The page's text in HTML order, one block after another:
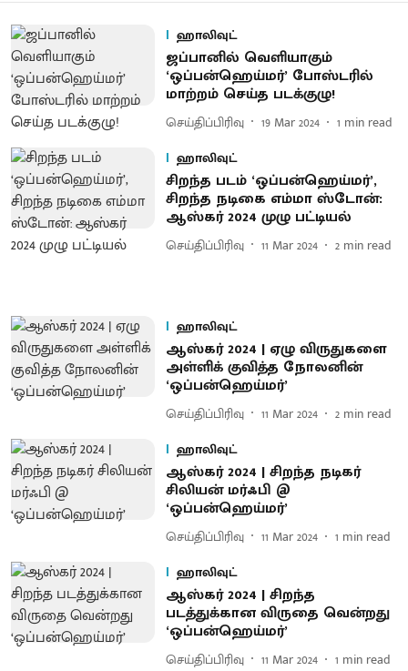
ஹாலிவுட்
ஜப்பானில் வெளியாகும்
‘ஒப்பன்ஹெய்மர்’ போஸ்டரில்
மாற்றம் செய்த படக்குழு!
செய்திப்பிரிவு 19 Mar 2024 1 min read
ஹாலிவுட்
சிறந்த படம் ‘ஒப்பன்ஹெய்மர்’,
சிறந்த நடிகை எம்மா ஸ்டோன்:
ஆஸ்கர் 2024 முழு பட்டியல்
செய்திப்பிரிவு 11 Mar 2024 2 min read
ஹாலிவுட்
ஆஸ்கர் 2024 | ஏழு விருதுகளை
அள்ளிக் குவித்த நோலனின்
‘ஒப்பன்ஹெய்மர்’
செய்திப்பிரிவு 11 Mar 2024 2 min read
ஹாலிவுட்
ஆஸ்கர் 2024 | சிறந்த நடிகர்
சிலியன் மர்ஃபி @
‘ஒப்பன்ஹெய்மர்’
செய்திப்பிரிவு 11 Mar 2024 1 min read
ஹாலிவுட்
ஆஸ்கர் 2024 | சிறந்த
படத்துக்கான விருதை வென்றது
‘ஒப்பன்ஹெய்மர்’
செய்திப்பிரிவு 11 Mar 2024 1 min read